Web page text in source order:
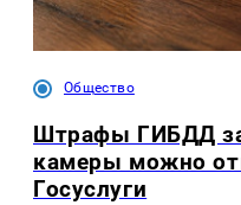
Общество
Штрафы ГИБДД
камеры можно
Госуслуги